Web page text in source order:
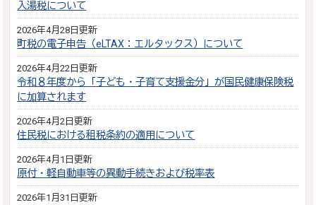
入湯税について
2026年4月28日更新
町税の電子申告（eLTAX：エルタックス）について
2026年4月22日更新
令和８年度から「子ども・子育て支援金分」が国民健康保険税
に加算されます
2026年4月2日更新
住民税における租税条約の適用について
2026年4月1日更新
原付・軽自動車等の異動手続きおよび税率表
2026年1月31日更新